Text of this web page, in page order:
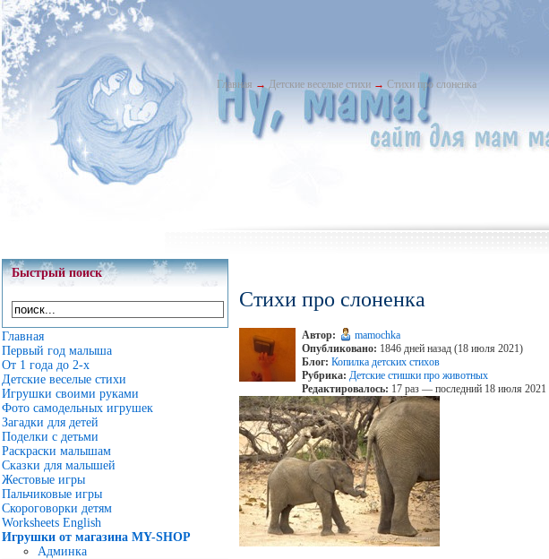
Главная → Детские веселые стихи → Cтихи про слоненка
Быстрый поиск
Главная
Первый год малыша
От 1 года до 2-х
Детские веселые стихи
Игрушки своими руками
Фото самодельных игрушек
Загадки для детей
Поделки с детьми
Раскраски малышам
Сказки для малышей
Жестовые игры
Пальчиковые игры
Скороговорки детям
Worksheets English
Игрушки от магазина MY-SHOP
Админка
Cтихи про слоненка
Автор:
mamochka
Опубликовано: 1846 дней назад (18 июля 2021)
Блог: Копилка детских стихов
Рубрика: Детские стишки про животных
Редактировалось: 17 раз — последний 18 июля 2021